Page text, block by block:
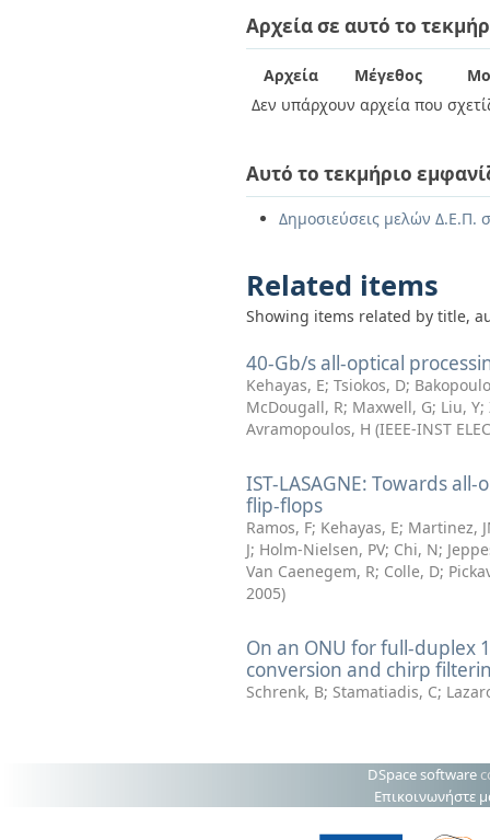
Αρχεία σε αυτό το
Αρχεία Μέγεθος
Δεν υπάρχουν αρχεία που
Αυτό το τεκμήριο
Δημοσιεύσεις μελών Δ.Ε.Π.
Related items
Showing items related by title,
40-Gb/s all-optical
Kehayas, E; Tsiokos, D;
McDougall, R; Maxwell, G; Liu, Y;
Avramopoulos, H (IEEE-INST
IST-LASAGNE: Towards
flip-flops
Ramos, F; Kehayas, E; Martinez,
J; Holm-Nielsen, PV; Chi, N;
Van Caenegem, R; Colle, D;
2005)
On an ONU for full-duplex
conversion and chirp
Schrenk, B; Stamatiadis, C;
DSpace software
Επικοινωνήστε